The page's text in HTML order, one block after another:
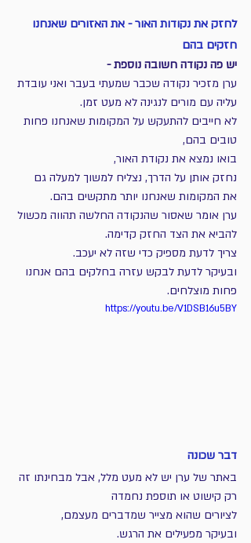
לחזק את נקודות האור - את האזורים שאנחנו
חזקים בהם
יש פה נקודה חשובה נוספת -
ערן מזכיר נקודה שכבר שמעתי בעבר ואני עובדת
עליה עם מורים לנגינה לא מעט זמן.
לא חייבים להתעקש על המקומות שאנחנו פחות
טובים בהם,
בואו נמצא את נקודת האור,
נחזק אותן על הדרך, נצליח למשוך למעלה גם
את המקומות שאנחנו יותר מתקשים בהם.
ערן אומר שאסור שהנקודה החלשה תהווה מכשול
להביא את הצד החזק קדימה.
צריך לדעת מספיק כדי שזה לא יעכב.
ובעיקר לדעת לבקש עזרה בחלקים בהם אנחנו
פחות מוצלחים.
https://youtu.be/V1DSB16u5BY
דבר שכונה
באתר של ערן יש לא מעט מלל, אבל מבחינתו זה
רק קישוט או תוספת נחמדה
לציורים שהוא מצייר שמדברים מעצמם,
ובעיקר מפעילים את הרגש.